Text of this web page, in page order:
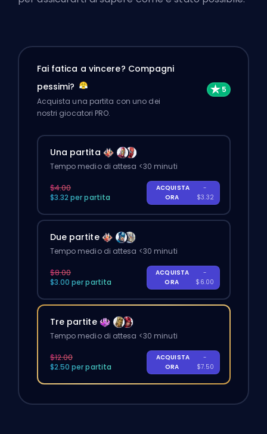
Fai fatica a vincere? Compagni
pessimi?
Acquista una partita con uno dei
nostri giocatori PRO.
Una partita
Tempo medio di attesa <30 minuti
$4.00
$3.32 per partita
ACQUISTA
ORA
-
$3.32
Due partite
Tempo medio di attesa <30 minuti
$8.00
$3.00 per partita
ACQUISTA
ORA
-
$6.00
Tre partite
Tempo medio di attesa <30 minuti
$12.00
$2.50 per partita
ACQUISTA
ORA
-
$7.50